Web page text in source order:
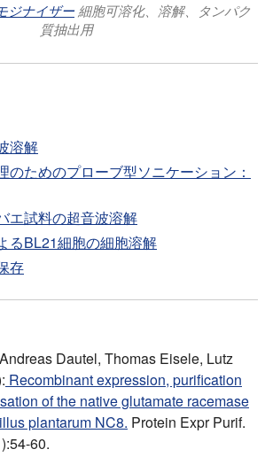
ジナイザー細胞可溶化、溶解、タンパク
質抽出用
溶解
のためのプローブ型ソニケーション：
エ試料の超音波溶解
るBL21細胞の細胞溶解
存
Dautel, Thomas Eisele, Lutz
Recombinant expression, purification
of the native glutamate racemase
plantarum NC8. Protein Expr Purif.
60.